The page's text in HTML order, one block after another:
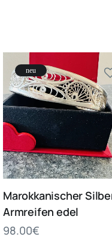
neu
Marokkanischer
Armreifen edel
98.00€